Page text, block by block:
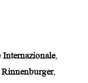
Internazionale,
,